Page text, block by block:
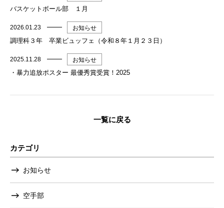
バスケットボール部 １月
2026.01.23 お知らせ
調理科３年 卒業ビュッフェ（令和８年１月２３日）
2025.11.28 お知らせ
・暴力追放ポスター 最優秀賞受賞！2025
一覧に戻る
カテゴリ
お知らせ
空手部